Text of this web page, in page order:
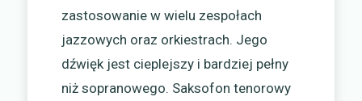
zastosowanie w wielu zespołach
jazzowych oraz orkiestrach. Jego
dźwięk jest cieplejszy i bardziej pełny
niż sopranowego. Saksofon tenorowy